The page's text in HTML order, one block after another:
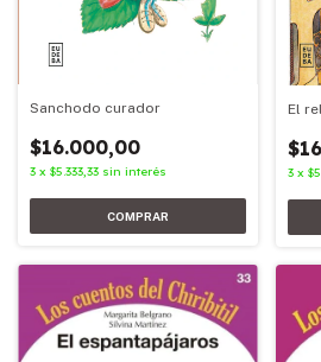
Sanchodo curador
$16.000,00
3 x $5.333,33 sin interés
El
3 x